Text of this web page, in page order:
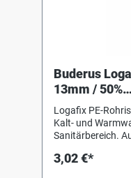
Buderus
13mm / 50%
Logafix PE-
Kalt- und
Sanitärbereich.
3,02 €*